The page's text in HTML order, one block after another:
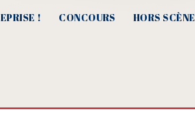
! CONCOURS HORS SCÈNE